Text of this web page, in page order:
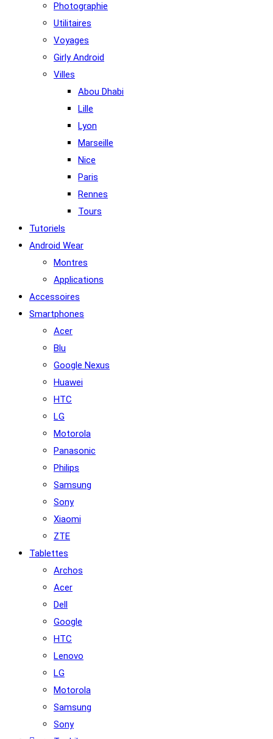
Photographie
Utilitaires
Voyages
Girly Android
Villes
Abou Dhabi
Lille
Lyon
Marseille
Nice
Paris
Rennes
Tours
Tutoriels
Android Wear
Montres
Applications
Accessoires
Smartphones
Acer
Blu
Google Nexus
Huawei
HTC
LG
Motorola
Panasonic
Philips
Samsung
Sony
Xiaomi
ZTE
Tablettes
Archos
Acer
Dell
Google
HTC
Lenovo
LG
Motorola
Samsung
Sony